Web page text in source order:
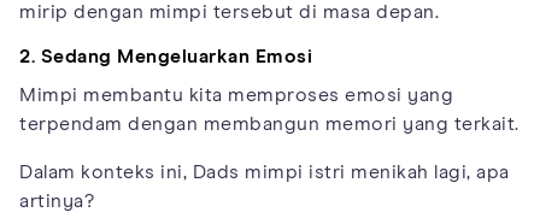
mirip dengan mimpi tersebut di masa depan.
2. Sedang Mengeluarkan Emosi
Mimpi membantu kita memproses emosi yang
terpendam dengan membangun memori yang terkait.
Dalam konteks ini, Dads mimpi istri menikah lagi, apa
artinya?